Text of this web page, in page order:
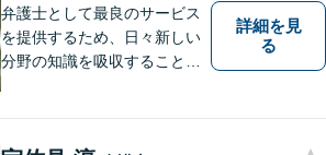
弁護士として最良のサービス
を提供するため、日々新しい
分野の知識を吸収することを
詳細を見
る